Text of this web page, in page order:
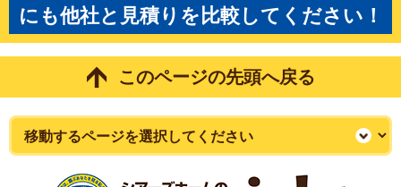
にも他社と見積りを比較してください！
このページの先頭へ戻る